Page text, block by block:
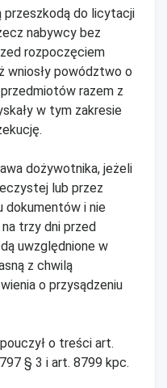
przeszkodą do licytacji
nabywcy bez
rozpoczęciem
wniosły powództwo o
razem z
w tym zakresie
dożywotnika, jeżeli
lub przez
dokumentów i nie
trzy dni przed
uwzględnione w
z chwilą
o przysądzeniu
o treści art.
§ 3 i art. 8799 kpc.